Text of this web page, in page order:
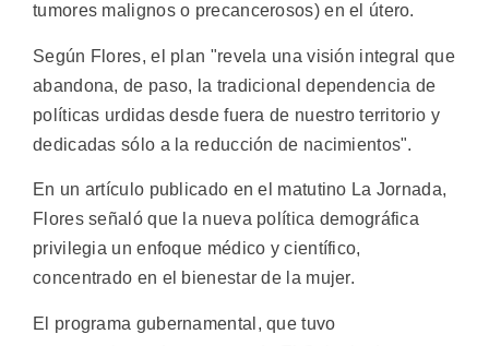
tumores malignos o precancerosos) en el útero.
Según Flores, el plan "revela una visión integral que
abandona, de paso, la tradicional dependencia de
políticas urdidas desde fuera de nuestro territorio y
dedicadas sólo a la reducción de nacimientos".
En un artículo publicado en el matutino La Jornada,
Flores señaló que la nueva política demográfica
privilegia un enfoque médico y científico,
concentrado en el bienestar de la mujer.
El programa gubernamental, que tuvo